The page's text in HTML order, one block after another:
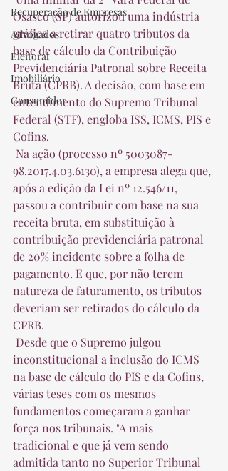
Recuperação de Empresas
Advogados
Eleitoral
Imobiliário
Consumidor
Osasco (SP) autorizou uma indústria
gráfica a retirar quatro tributos da
base de cálculo da Contribuição
Previdenciária Patronal sobre Receita
Bruta (CPRB). A decisão, com base em
entendimento do Supremo Tribunal
Federal (STF), engloba ISS, ICMS, PIS e
Cofins.
98.2017.4.03.6130), a empresa alega que,
após a edição da Lei nº 12.546/11,
passou a contribuir com base na sua
receita bruta, em substituição à
contribuição previdenciária patronal
de 20% incidente sobre a folha de
pagamento. E que, por não terem
natureza de faturamento, os tributos
deveriam ser retirados do cálculo da
CPRB.
inconstitucional a inclusão do ICMS
na base de cálculo do PIS e da Cofins,
várias teses com os mesmos
fundamentos começaram a ganhar
força nos tribunais. "A mais
tradicional e que já vem sendo
admitida tanto no Superior Tribunal